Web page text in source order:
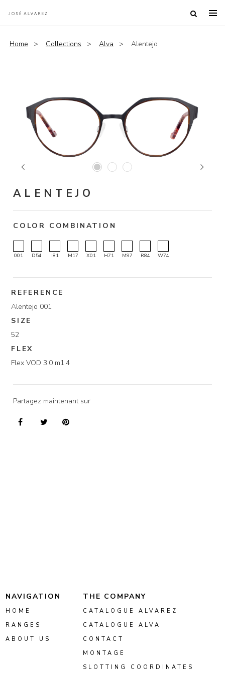
Home Collections Alva Alentejo
Previous Next
ALENTEJO
COLOR COMBINATION
001 D54 I81 M17 X01 H71 M97 R84 W74
REFERENCE
Alentejo 001
SIZE
52
FLEX
Flex VOD 3.0 m1.4
Partagez maintenant sur
NAVIGATION
HOME
RANGES
ABOUT US
THE COMPANY
CATALOGUE ALVAREZ
CATALOGUE ALVA
CONTACT
MONTAGE
SLOTTING COORDINATES